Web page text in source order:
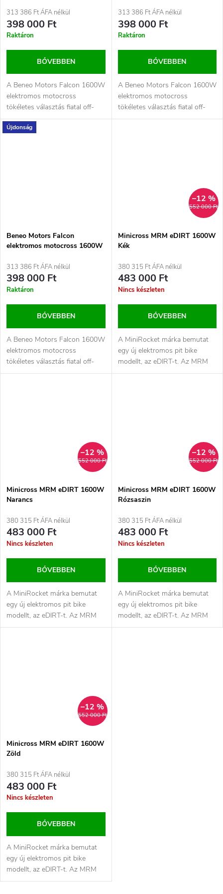
313 386 Ft ÁFA nélkül
398 000 Ft
Raktáron
BŐVEBBEN
A Beneo Motors Falcon 1600W
elektromos motocross
tökéletes választás fiatal off-
road rajongóknak. Modern...
313 386 Ft ÁFA nélkül
398 000 Ft
Raktáron
BŐVEBBEN
A Beneo Motors Falcon 1600W
elektromos motocross
tökéletes választás fiatal off-
road rajongóknak. Modern...
Újdonság
Beneo Motors Falcon
elektromos motocross 1600W
313 386 Ft ÁFA nélkül
398 000 Ft
Raktáron
BŐVEBBEN
A Beneo Motors Falcon 1600W
elektromos motocross
tökéletes választás fiatal off-
road rajongóknak. Modern...
552 000 Ft
–12 %
Minicross MRM eDIRT 1600W
Kék
380 315 Ft ÁFA nélkül
483 000 Ft
Nincs készleten
BŐVEBBEN
A MiniRocket márka bemutat
egy új elektromos pit bike
modellt, az eDIRT-t. Az MRM
eDIRT-t az alapoktól kezdve
552 000 Ft
–12 %
Minicross MRM eDIRT 1600W
Narancs
380 315 Ft ÁFA nélkül
483 000 Ft
Nincs készleten
BŐVEBBEN
A MiniRocket márka bemutat
egy új elektromos pit bike
modellt, az eDIRT-t. Az MRM
eDIRT-t az alapoktól kezdve
552 000 Ft
–12 %
Minicross MRM eDIRT 1600W
Rózsaszin
380 315 Ft ÁFA nélkül
483 000 Ft
Nincs készleten
BŐVEBBEN
A MiniRocket márka bemutat
egy új elektromos pit bike
modellt, az eDIRT-t. Az MRM
eDIRT-t az alapoktól kezdve
552 000 Ft
–12 %
Minicross MRM eDIRT 1600W
Zöld
380 315 Ft ÁFA nélkül
483 000 Ft
Nincs készleten
BŐVEBBEN
A MiniRocket márka bemutat
egy új elektromos pit bike
modellt, az eDIRT-t. Az MRM
eDIRT-t az alapoktól kezdve